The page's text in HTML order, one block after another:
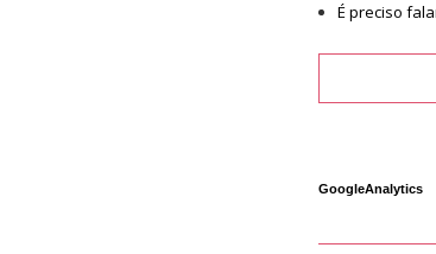
É preciso
GoogleAnalytics